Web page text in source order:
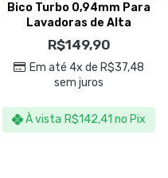
Bico Turbo 0,94mm Para
Lavadoras de Alta
Pressão – Sigma Tools
R$149,90
Em até 4x de R$37,48
sem juros
À vista R$142,41 no Pix